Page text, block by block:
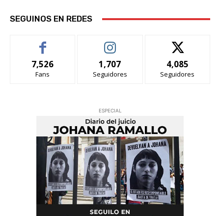
SEGUINOS EN REDES
7,526
Fans
1,707
Seguidores
4,085
Seguidores
ESPECIAL